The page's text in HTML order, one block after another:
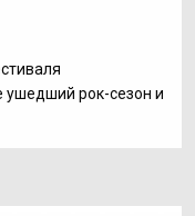
ушедший рок-сезон и